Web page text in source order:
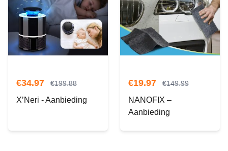
€34.97 €199.88
X’Neri - Aanbieding
€19.97 €149.99
NANOFIX –
Aanbieding